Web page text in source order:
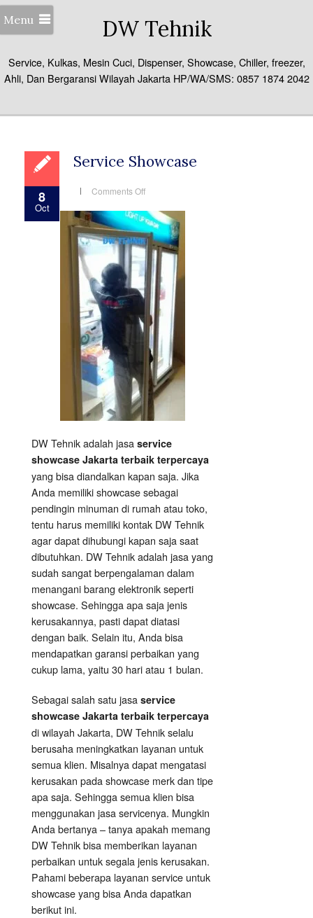
Menu DW Tehnik
Service, Kulkas, Mesin Cuci, Dispenser, Showcase, Chiller, freezer,
Ahli, Dan Bergaransi Wilayah Jakarta HP/WA/SMS: 0857 1874 2042
8
Oct
Service Showcase
Comments Offon
DW Tehnik adalah jasa service
showcase Jakarta terbaik terpercaya
yang bisa diandalkan kapan saja. Jika
Anda memiliki showcase sebagai
pendingin minuman di rumah atau toko,
tentu harus memiliki kontak DW Tehnik
agar dapat dihubungi kapan saja saat
dibutuhkan. DW Tehnik adalah jasa yang
sudah sangat berpengalaman dalam
menangani barang elektronik seperti
showcase. Sehingga apa saja jenis
kerusakannya, pasti dapat diatasi
dengan baik. Selain itu, Anda bisa
mendapatkan garansi perbaikan yang
cukup lama, yaitu 30 hari atau 1 bulan.
Sebagai salah satu jasa service
showcase Jakarta terbaik terpercaya
di wilayah Jakarta, DW Tehnik selalu
berusaha meningkatkan layanan untuk
semua klien. Misalnya dapat mengatasi
kerusakan pada showcase merk dan tipe
apa saja. Sehingga semua klien bisa
menggunakan jasa servicenya. Mungkin
Anda bertanya – tanya apakah memang
DW Tehnik bisa memberikan layanan
perbaikan untuk segala jenis kerusakan.
Pahami beberapa layanan service untuk
showcase yang bisa Anda dapatkan
berikut ini.